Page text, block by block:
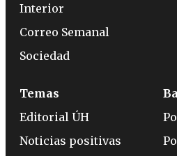
Interior
Correo Semanal
Sociedad
Temas
Editorial ÚH
Noticias positivas